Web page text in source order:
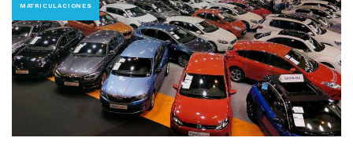
contentMATRICULACIONES